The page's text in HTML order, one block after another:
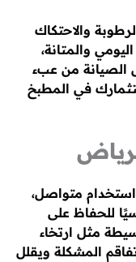
والاحتكاك
والمتانة،
الصيانة من عبء
في المطبخ
متواصل،
للحفاظ على
مثل ارتخاء
المشكلة ويقلل